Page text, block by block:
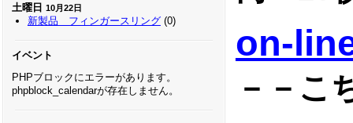
土曜日 10月22日
新製品 フィンガースリング(0)
イベント
PHPブロックにエラーがあります。
phpblock_calendarが存在しません。
on-
－－こ